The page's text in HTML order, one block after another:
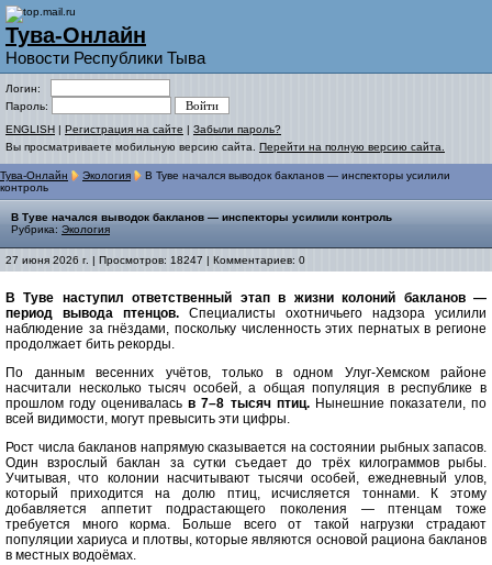
Тува-Онлайн
Новости Республики Тыва
Логин:
Пароль:
ENGLISH | Регистрация на сайте | Забыли пароль?
Вы просматриваете мобильную версию сайта. Перейти на полную версию сайта.
Тува-Онлайн Экология
В Туве начался выводок бакланов — инспекторы усилили
контроль
В Туве начался выводок бакланов — инспекторы усилили контроль
Рубрика: Экология
27 июня 2026 г. | Просмотров: 18247 | Комментариев: 0
В Туве наступил ответственный этап в жизни колоний бакланов —
период вывода птенцов. Специалисты охотничьего надзора усилили
наблюдение за гнёздами, поскольку численность этих пернатых в регионе
продолжает бить рекорды.
По данным весенних учётов, только в одном Улуг-Хемском районе
насчитали несколько тысяч особей, а общая популяция в республике в
прошлом году оценивалась в 7–8 тысяч птиц.Нынешние показатели, по
всей видимости, могут превысить эти цифры.
Рост числа бакланов напрямую сказывается на состоянии рыбных запасов.
Один взрослый баклан за сутки съедает до трёх килограммов рыбы.
Учитывая, что колонии насчитывают тысячи особей, ежедневный улов,
который приходится на долю птиц, исчисляется тоннами. К этому
добавляется аппетит подрастающего поколения — птенцам тоже
требуется много корма. Больше всего от такой нагрузки страдают
популяции хариуса и плотвы, которые являются основой рациона бакланов
в местных водоёмах.